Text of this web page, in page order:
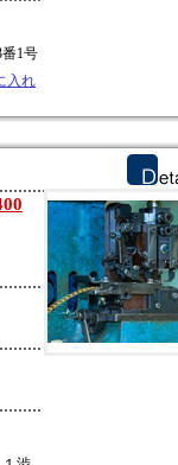
1号
入れ